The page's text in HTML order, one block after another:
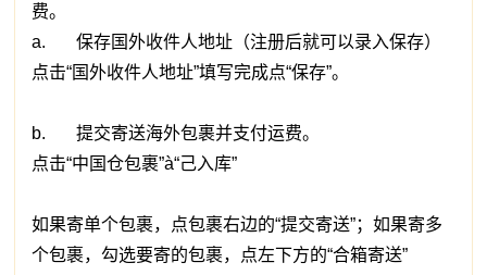
费。
a. 保存国外收件人地址（注册后就可以录入保存）
点击“国外收件人地址”填写完成点“保存”。
b. 提交寄送海外包裹并支付运费。
点击“中国仓包裹”à“己入库”
如果寄单个包裹，点包裹右边的“提交寄送”；如果寄多
个包裹，勾选要寄的包裹，点左下方的“合箱寄送”